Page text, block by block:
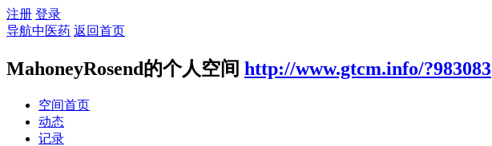
注册 登录
导航中医药 返回首页
MahoneyRosend的个人空间 http://www.gtcm.info/?983083
空间首页
动态
记录